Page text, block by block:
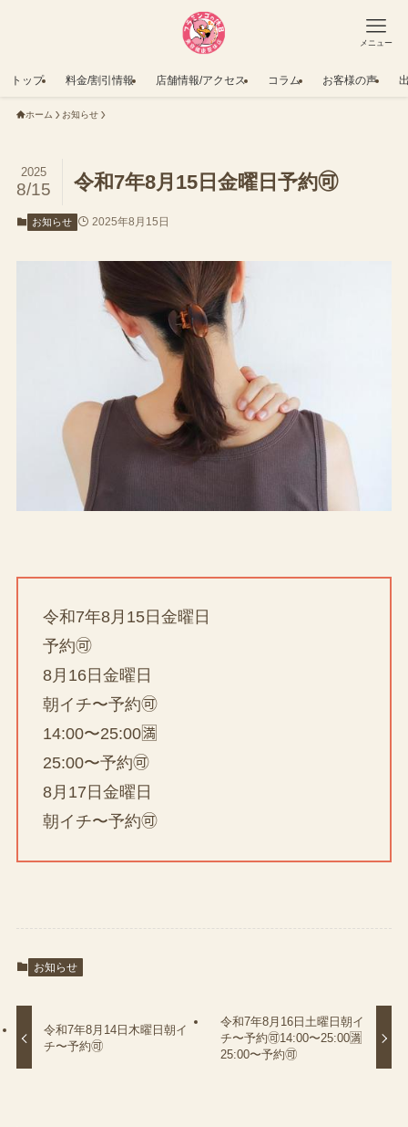
メニュー
トップ 料金/割引情報 店舗情報/アクセス コラム お客様の声
ホーム お知らせ
令和7年8月15日金曜日予約🉑
2025
8/15
お知らせ 2025年8月15日
令和7年8月15日金曜日
予約🉑
8月16日金曜日
朝イチ〜予約🉑
14:00〜25:00🈵
25:00〜予約🉑
8月17日金曜日
朝イチ〜予約🉑
お知らせ
令和7年8月14日木曜日朝イ
チ〜予約🉑
令和7年8月16日土曜日朝イ
チ〜予約🉑14:00〜25:00🈵
25:00〜予約🉑